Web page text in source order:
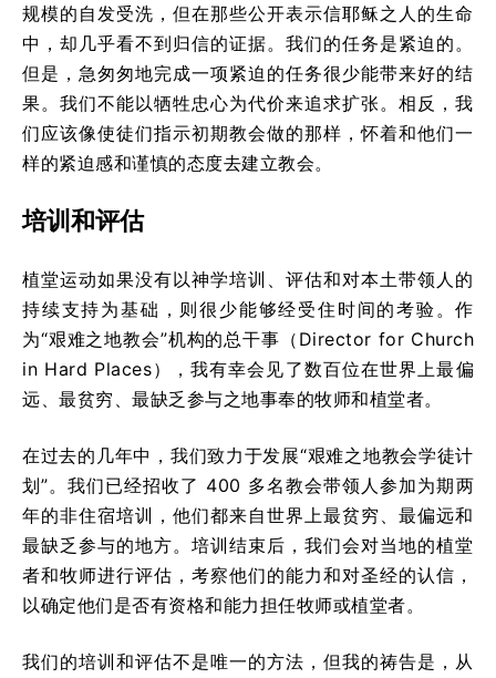
规模的自发受洗，但在那些公开表示信耶稣之人的生命
中，却几乎看不到归信的证据。我们的任务是紧迫的。
但是，急匆匆地完成一项紧迫的任务很少能带来好的结
果。我们不能以牺牲忠心为代价来追求扩张。相反，我
们应该像使徒们指示初期教会做的那样，怀着和他们一
样的紧迫感和谨慎的态度去建立教会。
培训和评估
植堂运动如果没有以神学培训、评估和对本土带领人的
持续支持为基础，则很少能够经受住时间的考验。作
为“艰难之地教会”机构的总干事（ Director for Church
in Hard Places），我有幸会见了数百位在世界上最偏
远、最贫穷、最缺乏参与之地事奉的牧师和植堂者。
在过去的几年中，我们致力于发展“艰难之地教会学徒计
划”。我们已经招收了 400 多名教会带领人参加为期两
年的非住宿培训，他们都来自世界上最贫穷、最偏远和
最缺乏参与的地方。培训结束后，我们会对当地的植堂
者和牧师进行评估，考察他们的能力和对圣经的认信，
以确定他们是否有资格和能力担任牧师或植堂者。
我们的培训和评估不是唯一的方法，但我的祷告是，从